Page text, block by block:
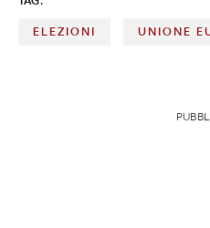
ELEZIONI UNIONE